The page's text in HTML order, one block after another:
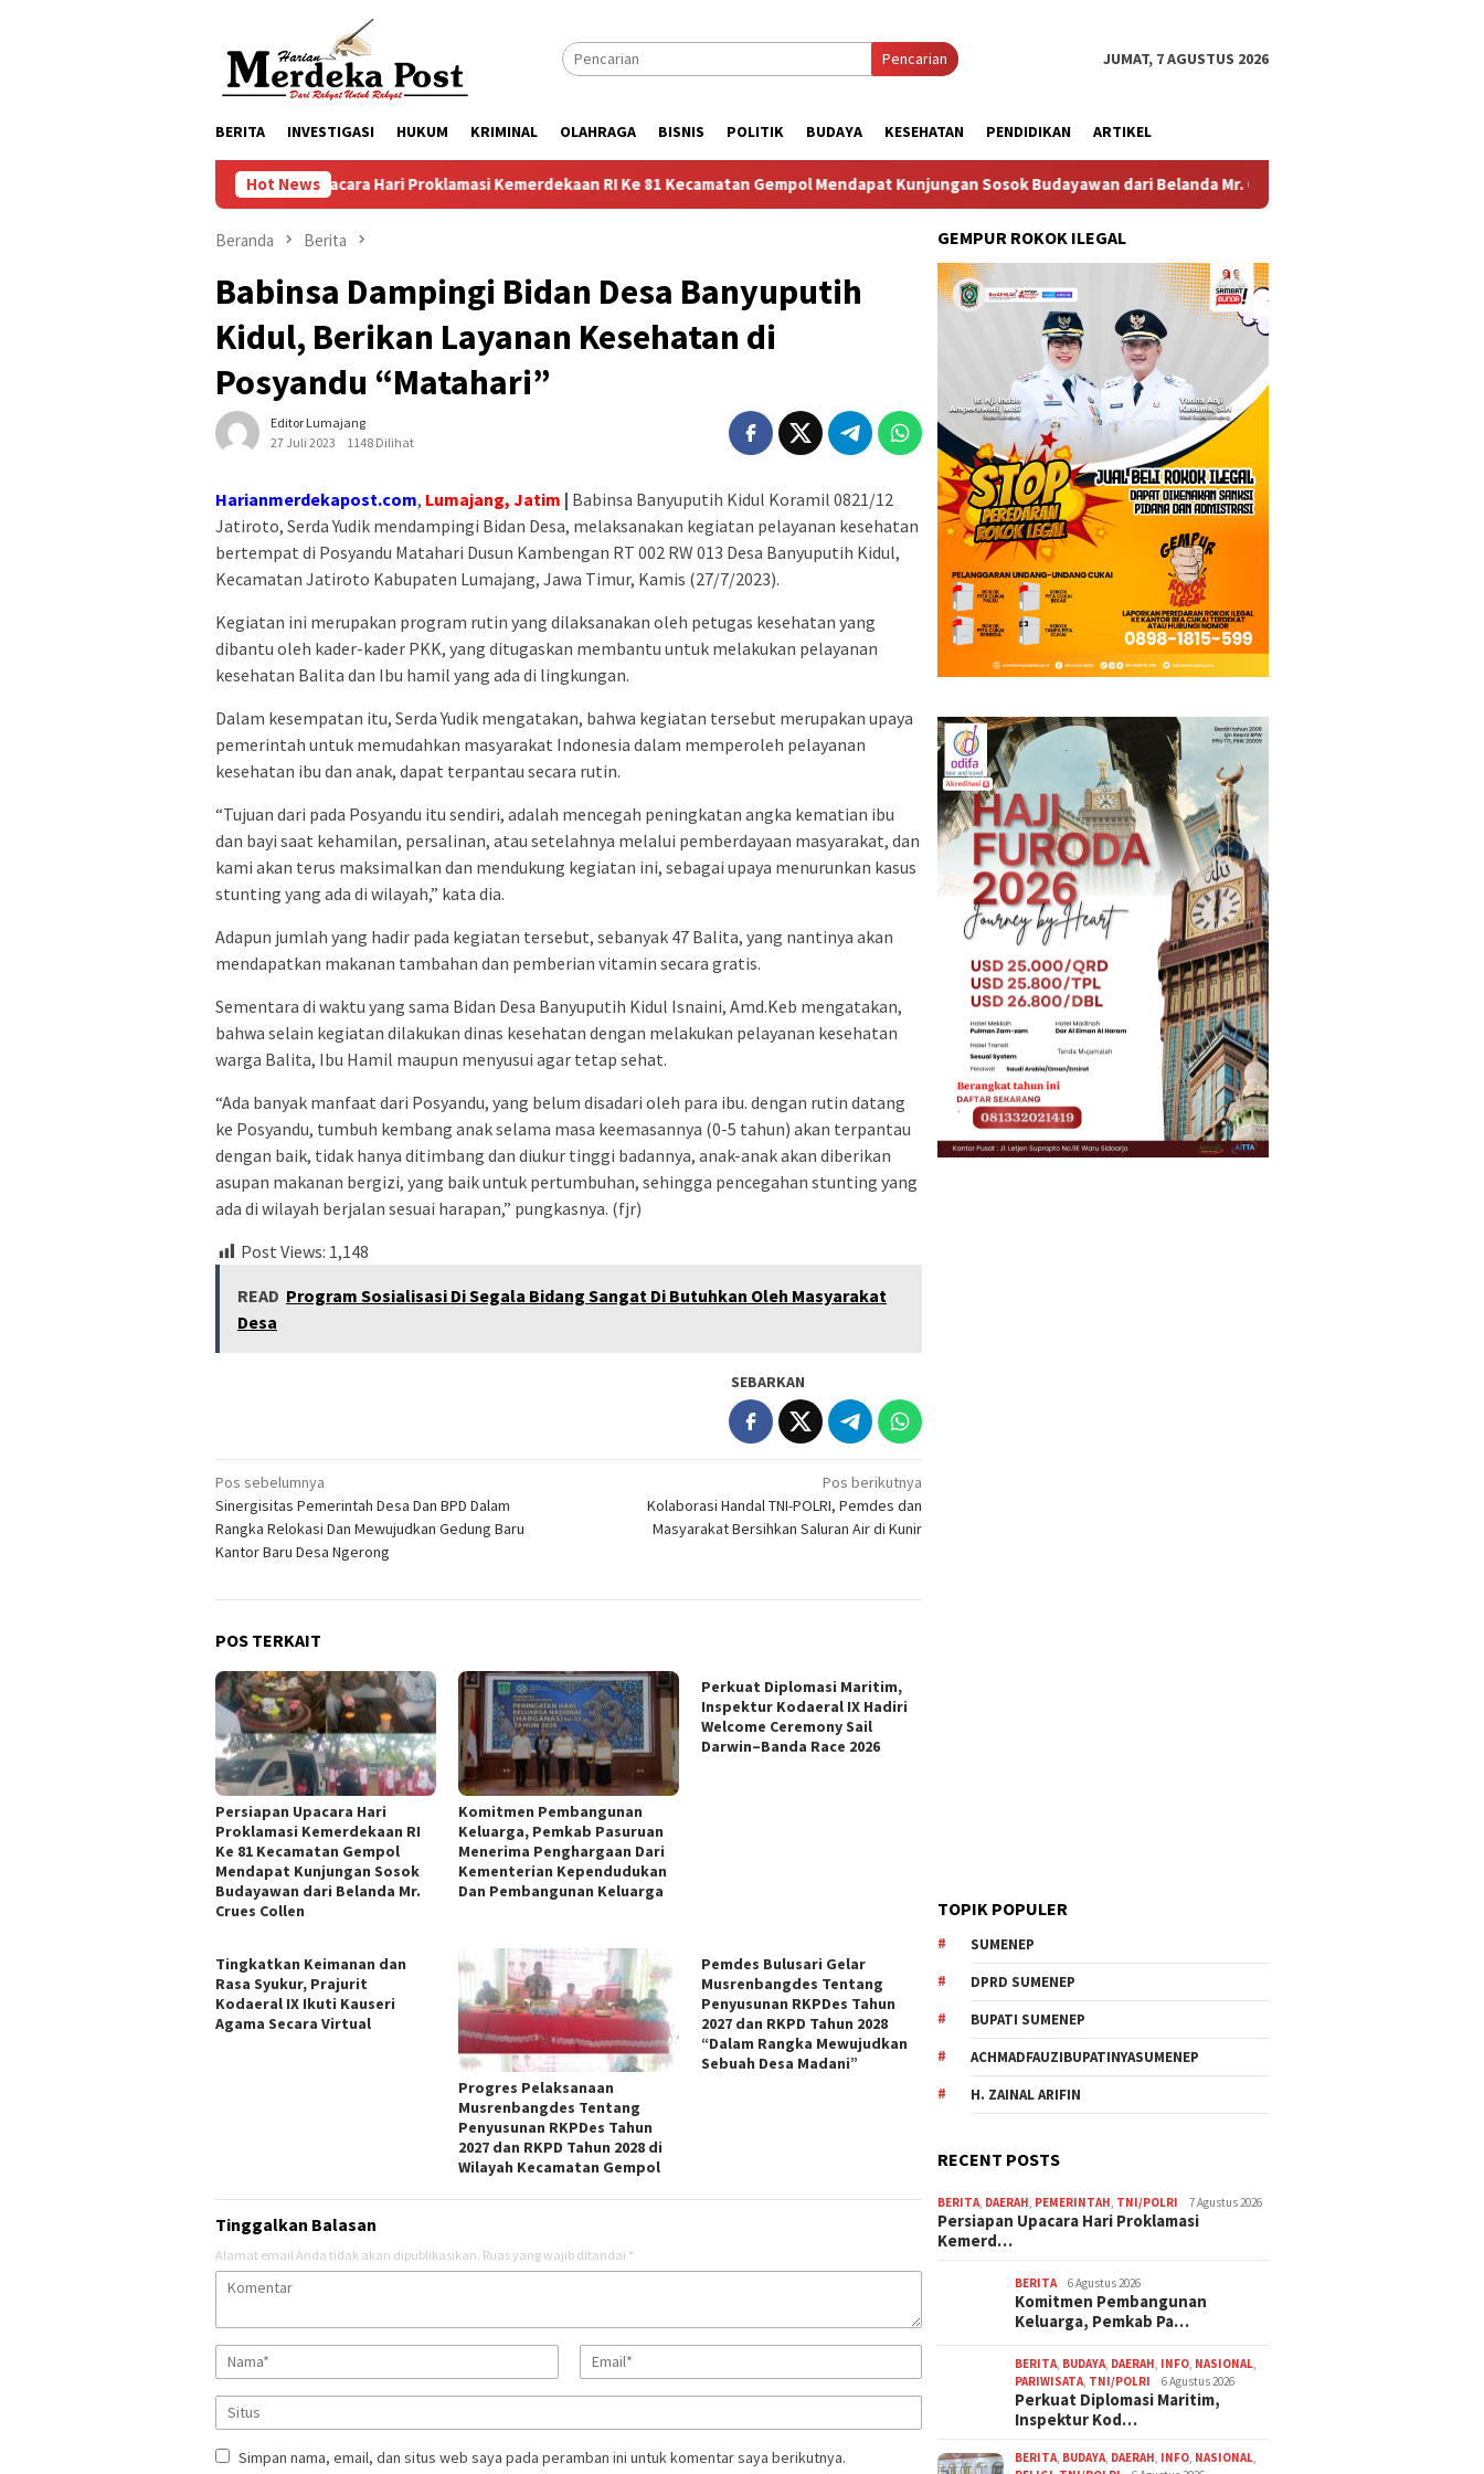
Pencarian JUMAT, 7 AGUSTUS 2026
BERITA INVESTIGASI HUKUM KRIMINAL OLAHRAGA BISNIS POLITIK BUDAYA KESEHATAN PENDIDIKAN ARTIKEL
Hot News
Persiapan Upacara Hari Proklamasi Kemerdekaan RI Ke 81 Kecamatan Gempol Mendapat Kunjungan Sosok Budayawan dari Belanda Mr. Crues Collen
Beranda Berita
Babinsa Dampingi Bidan Desa Banyuputih
Kidul, Berikan Layanan Kesehatan di
Posyandu “Matahari”
Editor Lumajang
27 Juli 2023
1148 Dilihat
Harianmerdekapost.com, Lumajang, Jatim | Babinsa Banyuputih Kidul Koramil 0821/12
Jatiroto, Serda Yudik mendampingi Bidan Desa, melaksanakan kegiatan pelayanan kesehatan
bertempat di Posyandu Matahari Dusun Kambengan RT 002 RW 013 Desa Banyuputih Kidul,
Kecamatan Jatiroto Kabupaten Lumajang, Jawa Timur, Kamis (27/7/2023).
Kegiatan ini merupakan program rutin yang dilaksanakan oleh petugas kesehatan yang
dibantu oleh kader-kader PKK, yang ditugaskan membantu untuk melakukan pelayanan
kesehatan Balita dan Ibu hamil yang ada di lingkungan.
Dalam kesempatan itu, Serda Yudik mengatakan, bahwa kegiatan tersebut merupakan upaya
pemerintah untuk memudahkan masyarakat Indonesia dalam memperoleh pelayanan
kesehatan ibu dan anak, dapat terpantau secara rutin.
“Tujuan dari pada Posyandu itu sendiri, adalah mencegah peningkatan angka kematian ibu
dan bayi saat kehamilan, persalinan, atau setelahnya melalui pemberdayaan masyarakat, dan
kami akan terus maksimalkan dan mendukung kegiatan ini, sebagai upaya menurunkan kasus
stunting yang ada di wilayah,” kata dia.
Adapun jumlah yang hadir pada kegiatan tersebut, sebanyak 47 Balita, yang nantinya akan
mendapatkan makanan tambahan dan pemberian vitamin secara gratis.
Sementara di waktu yang sama Bidan Desa Banyuputih Kidul Isnaini, Amd.Keb mengatakan,
bahwa selain kegiatan dilakukan dinas kesehatan dengan melakukan pelayanan kesehatan
warga Balita, Ibu Hamil maupun menyusui agar tetap sehat.
“Ada banyak manfaat dari Posyandu, yang belum disadari oleh para ibu. dengan rutin datang
ke Posyandu, tumbuh kembang anak selama masa keemasannya (0-5 tahun) akan terpantau
dengan baik, tidak hanya ditimbang dan diukur tinggi badannya, anak-anak akan diberikan
asupan makanan bergizi, yang baik untuk pertumbuhan, sehingga pencegahan stunting yang
ada di wilayah berjalan sesuai harapan,” pungkasnya. (fjr)
Post Views: 1,148
READ Program Sosialisasi Di Segala Bidang Sangat Di Butuhkan Oleh Masyarakat
Desa
SEBARKAN
Navigasi
pos
Pos sebelumnya
Sinergisitas Pemerintah Desa Dan BPD Dalam
Rangka Relokasi Dan Mewujudkan Gedung Baru
Kantor Baru Desa Ngerong
Pos berikutnya
Kolaborasi Handal TNI-POLRI, Pemdes dan
Masyarakat Bersihkan Saluran Air di Kunir
POS TERKAIT
Persiapan Upacara Hari
Proklamasi Kemerdekaan RI
Ke 81 Kecamatan Gempol
Mendapat Kunjungan Sosok
Budayawan dari Belanda Mr.
Crues Collen
Komitmen Pembangunan
Keluarga, Pemkab Pasuruan
Menerima Penghargaan Dari
Kementerian Kependudukan
Dan Pembangunan Keluarga
Perkuat Diplomasi Maritim,
Inspektur Kodaeral IX Hadiri
Welcome Ceremony Sail
Darwin–Banda Race 2026
Tingkatkan Keimanan dan
Rasa Syukur, Prajurit
Kodaeral IX Ikuti Kauseri
Agama Secara Virtual
Progres Pelaksanaan
Musrenbangdes Tentang
Penyusunan RKPDes Tahun
2027 dan RKPD Tahun 2028 di
Wilayah Kecamatan Gempol
Pemdes Bulusari Gelar
Musrenbangdes Tentang
Penyusunan RKPDes Tahun
2027 dan RKPD Tahun 2028
“Dalam Rangka Mewujudkan
Sebuah Desa Madani”
Tinggalkan Balasan
Alamat email Anda tidak akan dipublikasikan. Ruas yang wajib ditandai *
Simpan nama, email, dan situs web saya pada peramban ini untuk komentar saya berikutnya.
GEMPUR ROKOK ILEGAL
TOPIK POPULER
SUMENEP
DPRD SUMENEP
BUPATI SUMENEP
ACHMADFAUZIBUPATINYASUMENEP
H. ZAINAL ARIFIN
RECENT POSTS
BERITA, DAERAH, PEMERINTAH, TNI/POLRI 7 Agustus 2026
Persiapan Upacara Hari Proklamasi
Kemerd…
BERITA 6 Agustus 2026
Komitmen Pembangunan
Keluarga, Pemkab Pa…
BERITA, BUDAYA, DAERAH, INFO, NASIONAL,
PARIWISATA, TNI/POLRI 6 Agustus 2026
Perkuat Diplomasi Maritim,
Inspektur Kod…
BERITA, BUDAYA, DAERAH, INFO, NASIONAL,